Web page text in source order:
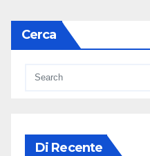
Cerca
Di Recente